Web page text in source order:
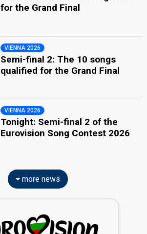
for the Grand Final
VIENNA 2026
Semi-final 2: The 10 songs
qualified for the Grand Final
VIENNA 2026
Tonight: Semi-final 2 of the
Eurovision Song Contest 2026
more news